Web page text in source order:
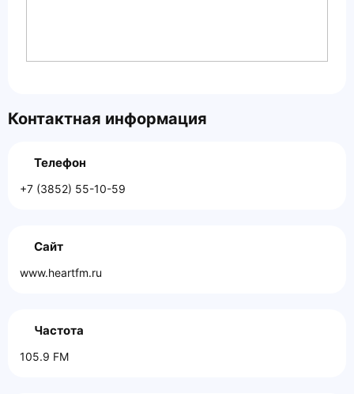
Контактная информация
Телефон
+7 (3852) 55-10-59
Сайт
www.heartfm.ru
Частота
105.9 FM